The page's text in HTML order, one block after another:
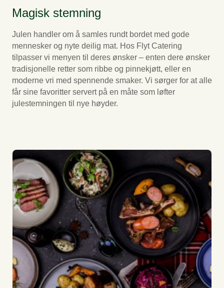
Magisk stemning
Julen handler om å samles rundt bordet med gode
mennesker og nyte deilig mat. Hos Flyt Catering
tilpasser vi menyen til deres ønsker – enten dere ønsker
tradisjonelle retter som ribbe og pinnekjøtt, eller en
moderne vri med spennende smaker. Vi sørger for at alle
får sine favoritter servert på en måte som løfter
julestemningen til nye høyder.